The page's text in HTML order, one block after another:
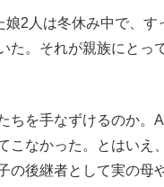
2人は冬休み中で、す
た。それが親族にとっ
を手なずけるのか。
こなかった。とはいえ
の後継者として実の